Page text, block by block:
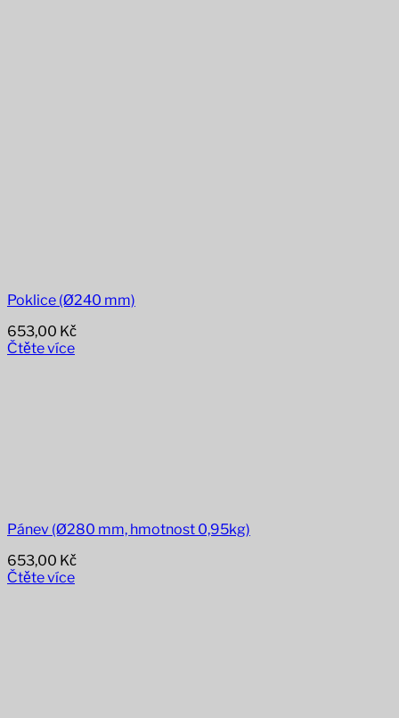
Poklice (Ø240 mm)
653,00 Kč
Čtěte více
Pánev (Ø280 mm, hmotnost 0,95kg)
653,00 Kč
Čtěte více